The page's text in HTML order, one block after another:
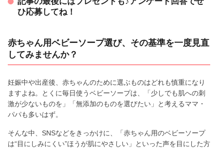
ひ応募してね！
赤ちゃん用ベビーソープ選び、その基準を一度見直
してみませんか？
妊娠中や出産後、赤ちゃんのために選ぶものはどれも慎重になり
ますよね。とくに毎日使うベビーソープは、「少しでも肌への刺
激が少ないものを」「無添加のものを選びたい」と考えるママ・
パパも多いはず。
そんな中、SNSなどをきっかけに、「赤ちゃん用のベビーソープ
は“目にしみにくい”ほうが肌にやさしい」といった声を目にした方